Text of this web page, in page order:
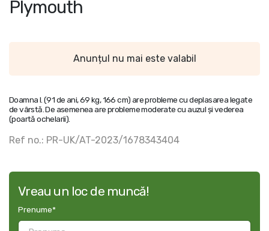
Plymouth
Anunțul nu mai este valabil
Doamna I. (91 de ani, 69 kg, 166 cm) are probleme cu deplasarea legate
de vârstă. De asemenea are probleme moderate cu auzul și vederea
(poartă ochelarii).
Ref no.: PR-UK/AT-2023/1678343404
Vreau un loc de muncă!
Prenume*